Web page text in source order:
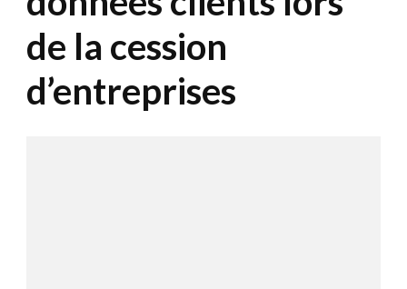
de la cession
d’entreprises